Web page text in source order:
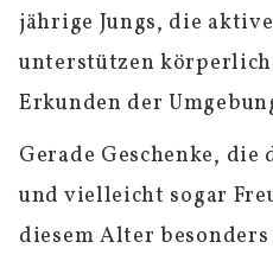
jährige Jungs, die
unterstützen
Erkunden der
Gerade Geschenke,
und vielleicht sogar
diesem Alter